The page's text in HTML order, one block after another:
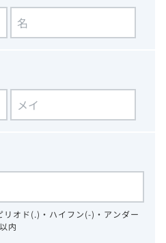
オド(.)・ハイフン(-)・アンダー
内